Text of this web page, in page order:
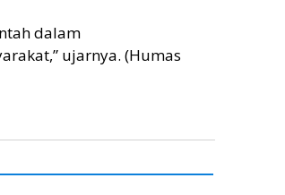
dalam
ujarnya. (Humas